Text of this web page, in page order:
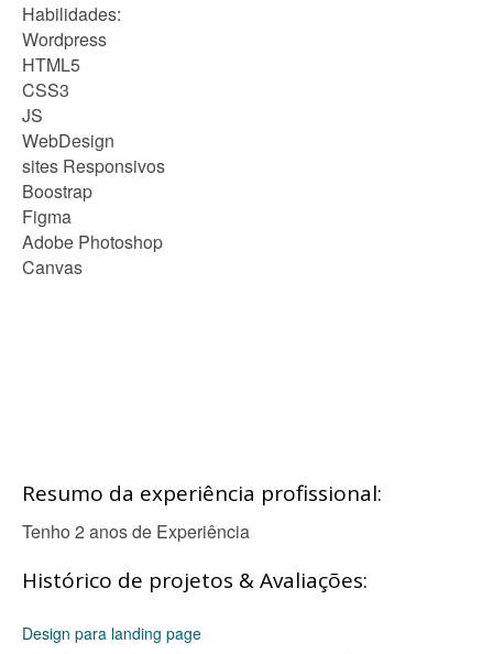
Habilidades:
Wordpress
HTML5
CSS3
JS
WebDesign
sites Responsivos
Boostrap
Figma
Adobe Photoshop
Canvas
Resumo da experiência profissional:
Tenho 2 anos de Experiência
Histórico de projetos & Avaliações:
Design para landing page